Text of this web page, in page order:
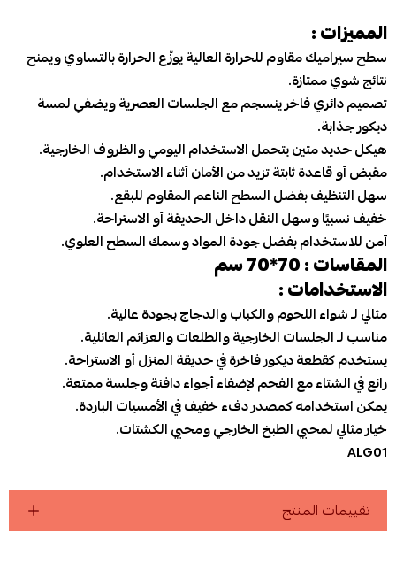
المميزات :
سطح سيراميك مقاوم للحرارة العالية يوزّع الحرارة بالتساوي ويمنح
نتائج شوي ممتازة.
تصميم دائري فاخر ينسجم مع الجلسات العصرية ويضفي لمسة
ديكور جذابة.
هيكل حديد متين يتحمل الاستخدام اليومي والظروف الخارجية.
مقبض أو قاعدة ثابتة تزيد من الأمان أثناء الاستخدام.
سهل التنظيف بفضل السطح الناعم المقاوم للبقع.
خفيف نسبيًا وسهل النقل داخل الحديقة أو الاستراحة.
آمن للاستخدام بفضل جودة المواد وسمك السطح العلوي.
المقاسات : 70*70 سم
الاستخدامات :
مثالي لـ شواء اللحوم والكباب والدجاج بجودة عالية.
مناسب لـ الجلسات الخارجية والطلعات والعزائم العائلية.
يستخدم كقطعة ديكور فاخرة في حديقة المنزل أو الاستراحة.
رائع في الشتاء مع الفحم لإضفاء أجواء دافئة وجلسة ممتعة.
يمكن استخدامه كمصدر دفء خفيف في الأمسيات الباردة.
خيار مثالي لمحبي الطبخ الخارجي ومحبي الكشتات.
ALG01
تقييمات المنتج